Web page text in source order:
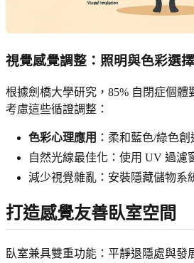
視覺感覺調整：照明與色彩選擇
根據劍橋大學研究，85% 自閉症個體
考慮這些循證調整：
色彩心理應用 ：柔和藍色/綠色
自然光線最佳化：使用 UV 過濾
減少視覺雜亂：安裝隱藏儲物系
打造感覺友善臥室空間
臥室兼具雙重功能：平靜退隱處與發